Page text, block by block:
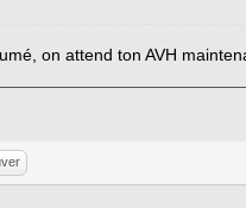
on attend ton AVH